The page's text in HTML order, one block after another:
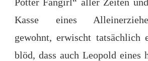
Kasse eines
gewohnt, erwischt tatsächlich
blöd, dass auch Leopold eines